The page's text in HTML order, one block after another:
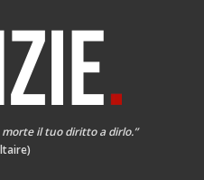
il tuo diritto a dirlo.”